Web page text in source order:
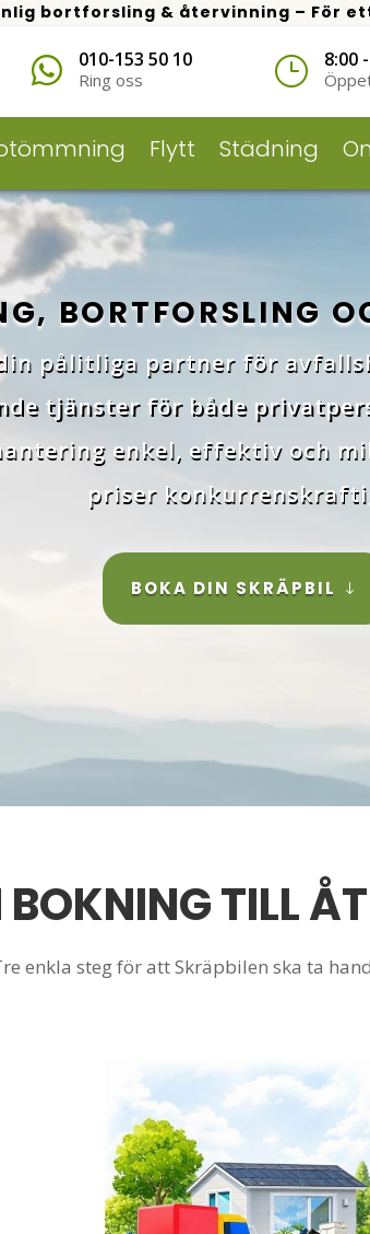
bortforsling & återvinning – För
 010-153 50 10
Ring oss } 8:00
Flytt Städning
BORTFORSLING
pålitliga partner för
tjänster för både
enkel, effektiv och
priser
BOKA DIN SKRÄPBIL
BOKNING TILL
enkla steg för att Skräpbilen ska ta